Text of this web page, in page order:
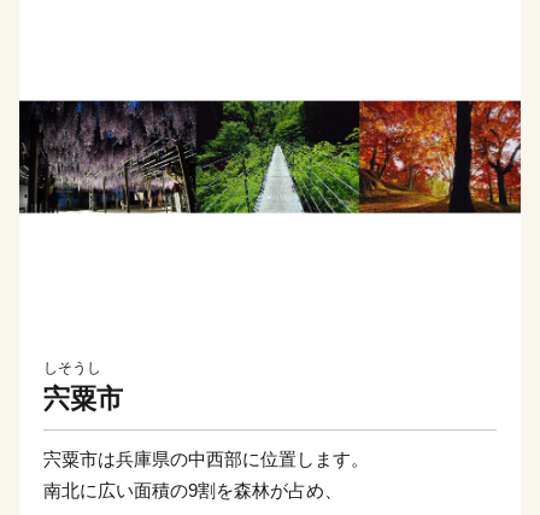
しそうし
宍粟市
宍粟市は兵庫県の中西部に位置します。
南北に広い面積の9割を森林が占め、